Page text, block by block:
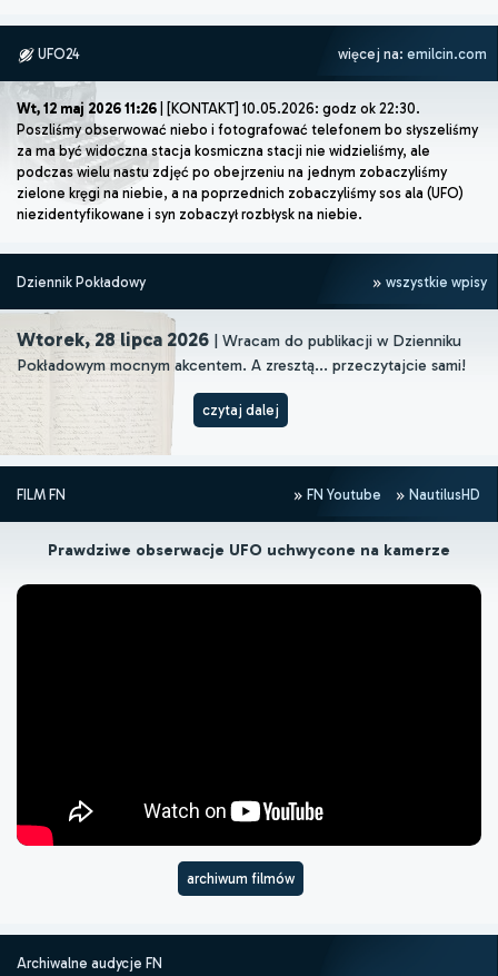
UFO24 więcej na: emilcin.com
Wt, 12 maj 2026 11:26 | [KONTAKT] 10.05.2026: godz ok 22:30.
Poszliśmy obserwować niebo i fotografować telefonem bo słyszeliśmy
za ma być widoczna stacja kosmiczna stacji nie widzieliśmy, ale
podczas wielu nastu zdjęć po obejrzeniu na jednym zobaczyliśmy
zielone kręgi na niebie, a na poprzednich zobaczyliśmy sos ala (UFO)
niezidentyfikowane i syn zobaczył rozbłysk na niebie.
Dziennik Pokładowy wszystkie wpisy
Wtorek, 28 lipca 2026 | Wracam do publikacji w Dzienniku
Pokładowym mocnym akcentem. A zresztą... przeczytajcie sami!
czytaj dalej
FILM FN FN Youtube NautilusHD
Prawdziwe obserwacje UFO uchwycone na kamerze
archiwum filmów
Archiwalne audycje FN